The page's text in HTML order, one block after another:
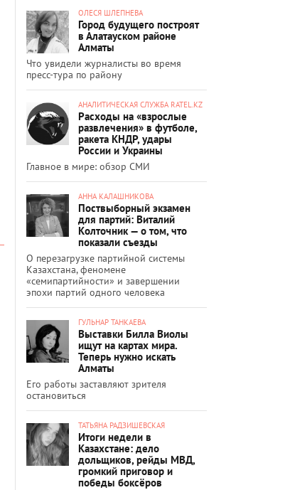
ОЛЕСЯ ШЛЕПНЕВА
Город будущего построят
в Алатауском районе
Алматы
Что увидели журналисты во время
пресс-тура по району
АНАЛИТИЧЕСКАЯ СЛУЖБА RATEL.KZ
Расходы на «взрослые
развлечения» в футболе,
ракета КНДР, удары
России и Украины
Главное в мире: обзор СМИ
АННА КАЛАШНИКОВА
Поствыборный экзамен
для партий: Виталий
Колточник — о том, что
показали съезды
О перезагрузке партийной системы
Казахстана, феномене
«семипартийности» и завершении
эпохи партий одного человека
ГУЛЬНАР ТАНКАЕВА
Выставки Билла Виолы
ищут на картах мира.
Теперь нужно искать
Алматы
Его работы заставляют зрителя
остановиться
ТАТЬЯНА РАДЗИШЕВСКАЯ
Итоги недели в
Казахстане: дело
дольщиков, рейды МВД,
громкий приговор и
победы боксёров